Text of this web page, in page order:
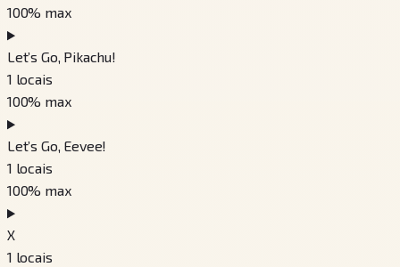
100% max
Let’s Go, Pikachu!
1 locais
100% max
Let’s Go, Eevee!
1 locais
100% max
X
1 locais